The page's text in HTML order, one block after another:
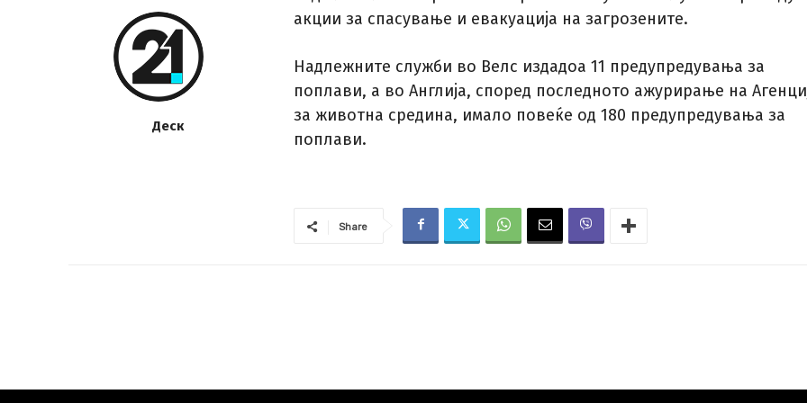
Деск
акции за спасување и евакуација на загрозените.
Надлежните служби во Велс издадоа 11 предупредувања за
поплави, а во Англија, според последното ажурирање на
за животна средина, имало повеќе од 180 предупредувања за
поплави.
Share